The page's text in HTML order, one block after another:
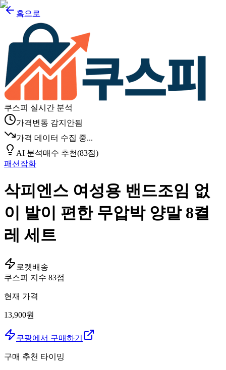
홈으로
쿠스피 실시간 분석
가격변동 감지안됨
가격 데이터 수집 중...
AI 분석매수 추천(83점)
패션잡화
삭피엔스 여성용 밴드조임 없
이 발이 편한 무압박 양말 8켤
레 세트
로켓배송
쿠스피 지수 83점
현재 가격
13,900원
쿠팡에서 구매하기
구매 추천 타이밍